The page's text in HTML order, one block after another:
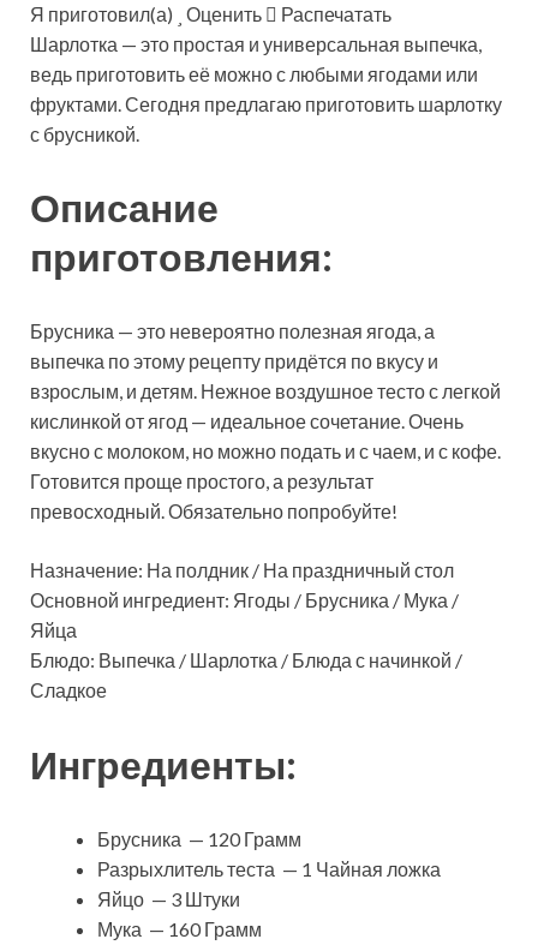
Я приготовил(а)
Оценить
Распечатать
Шарлотка — это простая и универсальная выпечка,
ведь приготовить её можно с любыми ягодами или
фруктами. Сегодня предлагаю приготовить шарлотку
с брусникой.
Описание
приготовления:
Брусника — это невероятно полезная ягода, а
выпечка по этому рецепту придётся по вкусу и
взрослым, и детям. Нежное воздушное тесто с легкой
кислинкой от ягод — идеальное сочетание. Очень
вкусно с молоком, но можно подать и с чаем, и с кофе.
Готовится проще простого, а результат
превосходный. Обязательно попробуйте!
Назначение: На полдник / На праздничный стол
Основной ингредиент: Ягоды / Брусника / Мука /
Яйца
Блюдо: Выпечка / Шарлотка / Блюда с начинкой /
Сладкое
Ингредиенты:
Брусника — 120 Грамм
Разрыхлитель теста — 1 Чайная ложка
Яйцо — 3 Штуки
Мука — 160 Грамм